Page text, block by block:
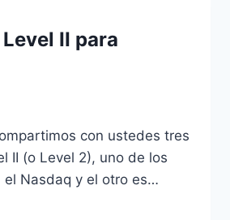
II para
con ustedes tres
II (o Level 2), uno de los
el Nasdaq y el otro es…